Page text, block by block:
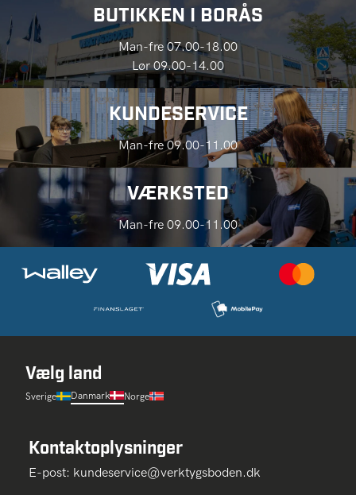
BUTIKKEN I BORÅS
Man-fre 07.00-18.00
Lør 09.00-14.00
KUNDESERVICE
Man-fre 09.00-11.00
VÆRKSTED
Man-fre 09.00-11.00
Vælg land
Sverige Danmark Norge
Kontaktoplysninger
E-post: kundeservice@verktygsboden.dk